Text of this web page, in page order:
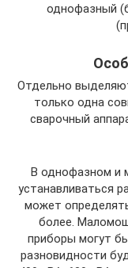
однофазный
Отдельно
только одна
сварочный
В однофазном и
устанавливаться
может
более.
приборы могут
разновидности